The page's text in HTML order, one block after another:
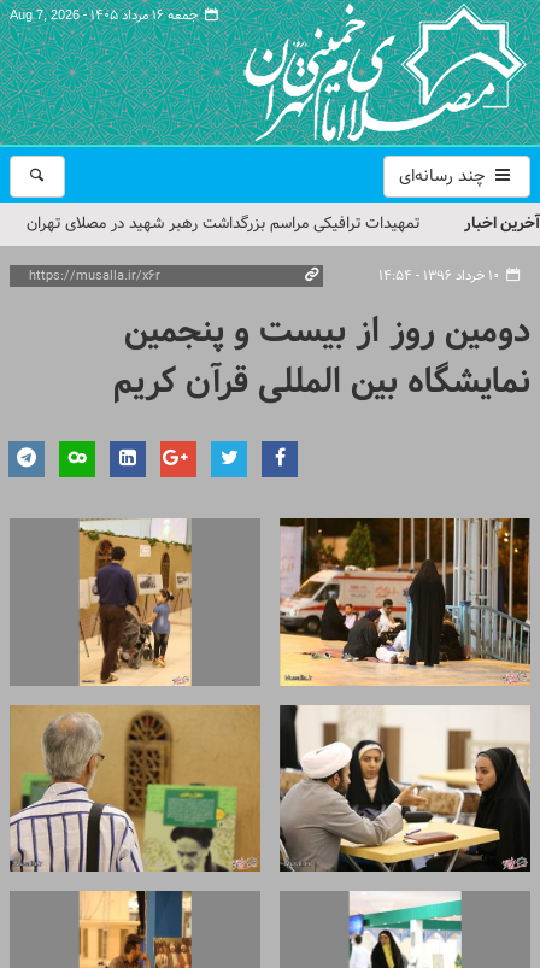
جمعه ۱۶ مرداد ۱۴۰۵ - Aug 7, 2026
چند رسانه‌ای
آخرین اخبار
تمهیدات ترافیکی مراسم بزرگداشت رهبر شهید در مصلای تهران
اعلام شد
حجت‌الاسلام حاج علی‌اکبری؛ خطیب این هفته نماز جمعه تهران
مراسم بزرگداشت امام مجاهد شهید در مصلای تهران از سوی رهبر
معظم انقلاب
گزارش تصویری| مراسم نماز بر پیکر امام شهید انقلاب اسلامی ایران
گزارش تصویری| مراسم بزرگداشت آقای شهید ایران
دومین روز از بیست و پنجمین
نمایشگاه بین المللی قرآن کریم